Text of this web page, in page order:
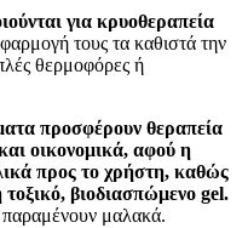
για κρυοθεραπεία
τους τα καθιστά την
θερμοφόρες ή
προσφέρουν θεραπεία
οικονομικά, αφού η
προς το χρήστη, καθώς
βιοδιασπώμενο gel.
μαλακά.